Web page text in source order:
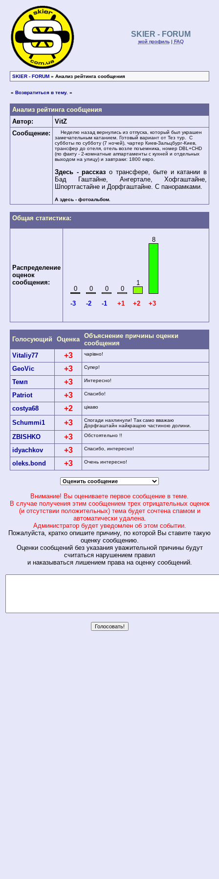
SKIER - FORUM
мой профиль| FAQ
SKIER - FORUM » Анализ рейтинга сообщения
« Возвратиться в тему. »
Анализ рейтинга сообщения
Автор:
VitZ
Сообщение:
Неделю назад вернулись из отпуска, который был украшен
замечательным катанием. Готовый вариант от Тез тур. С
субботы по субботу (7 ночей), чартер Киев-Зальцбург-Киев,
трансфер до отеля, отель возле поъемника, номер DBL+CHD
(по факту - 2-комнатные аппартаменты с кухней и отдельных
выходом на улицу) и завтраки: 1800 евро.
Здесь - рассказ о трансфере, быте и катании в
Бад Гаштайне, Ангертале, Хофгаштайне,
Шпортгастайне и Дорфгаштайне. С панорамками.
А здесь - фотоальбом.
Общая статистика:
Распределение
оценок
сообщения:
0
0 0 0
1
8
-3 -2 -1 +1 +2 +3
Голосующий Оценка Объяснение причины оценки
сообщения
Vitaliy77
+3 чарiвно!
GeoVic +3 Супер!
Темп +3 Интересно!
Patriot +3 Спасибо!
costya68 +2 цікаво
Schummi1 +3
Спогади нахлинули! Так само вважаю
Дорфгаштайн найкращою частиною долини.
ZBISHKO +3 Обстоятельно !!
idyachkov +3 Спасибо, интересно!
oleks.bond +3 Очень интересно!
Внимание! Вы оцениваете первое сообщение в теме.
В случае получения этим сообщением трех отрицательных оценок
(и отсутствии положительных) тема будет сочтена спамом и
автоматически удалена.
Администратор будет уведомлен об этом событии.
Пожалуйста, кратко опишите причину, по которой Вы ставите такую
оценку сообщению.
Оценки сообщений без указания уважительной причины будут
считаться нарушением правил
и наказываться лишением права на оценку сообщений.